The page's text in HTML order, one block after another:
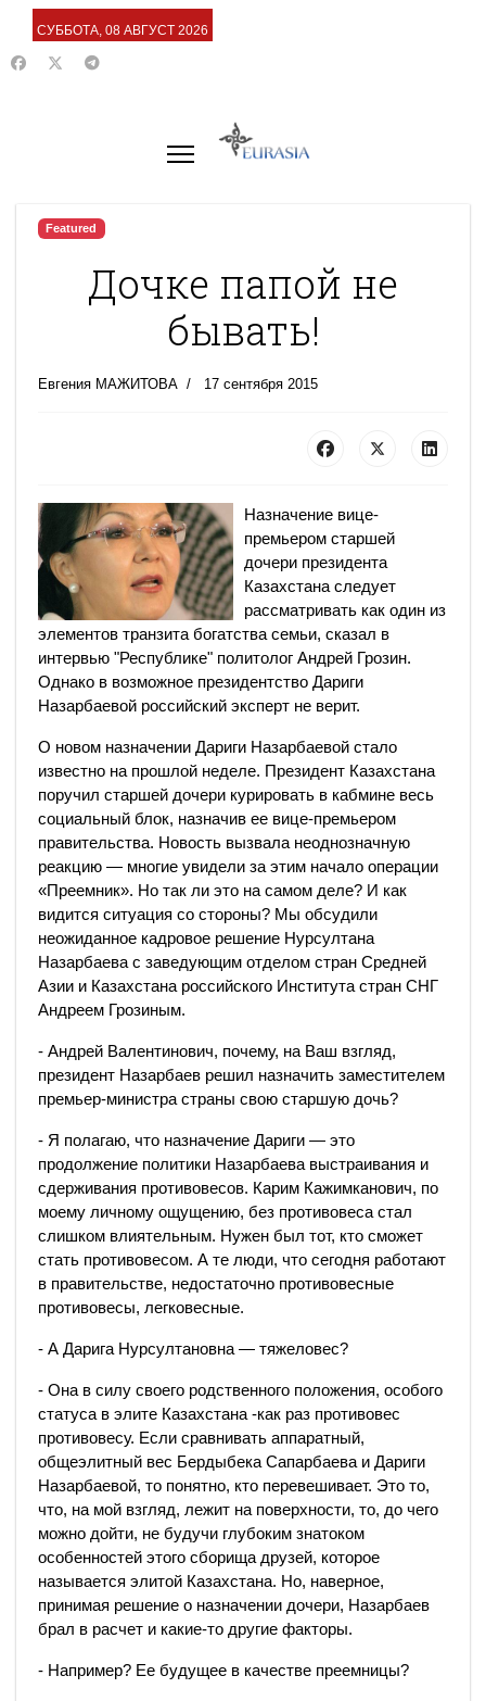
СУББОТА, 08 АВГУСТ 2026
Featured
Дочке папой не
бывать!
Евгения МАЖИТОВА 17 сентября 2015
Назначение вице-
премьером старшей
дочери президента
Казахстана следует
рассматривать как один из
элементов транзита богатства семьи, сказал в
интервью "Республике" политолог Андрей Грозин.
Однако в возможное президентство Дариги
Назарбаевой российский эксперт не верит.
О новом назначении Дариги Назарбаевой стало
известно на прошлой неделе. Президент Казахстана
поручил старшей дочери курировать в кабмине весь
социальный блок, назначив ее вице-премьером
правительства. Новость вызвала неоднозначную
реакцию — многие увидели за этим начало операции
«Преемник». Но так ли это на самом деле? И как
видится ситуация со стороны? Мы обсудили
неожиданное кадровое решение Нурсултана
Назарбаева с заведующим отделом стран Средней
Азии и Казахстана российского Института стран СНГ
Андреем Грозиным.
- Андрей Валентинович, почему, на Ваш взгляд,
президент Назарбаев решил назначить заместителем
премьер-министра страны свою старшую дочь?
- Я полагаю, что назначение Дариги — это
продолжение политики Назарбаева выстраивания и
сдерживания противовесов. Карим Кажимканович, по
моему личному ощущению, без противовеса стал
слишком влиятельным. Нужен был тот, кто сможет
стать противовесом. А те люди, что сегодня работают
в правительстве, недостаточно противовесные
противовесы, легковесные.
- А Дарига Нурсултановна — тяжеловес?
- Она в силу своего родственного положения, особого
статуса в элите Казахстана -как раз противовес
противовесу. Если сравнивать аппаратный,
общеэлитный вес Бердыбека Сапарбаева и Дариги
Назарбаевой, то понятно, кто перевешивает. Это то,
что, на мой взгляд, лежит на поверхности, то, до чего
можно дойти, не будучи глубоким знатоком
особенностей этого сборища друзей, которое
называется элитой Казахстана. Но, наверное,
принимая решение о назначении дочери, Назарбаев
брал в расчет и какие-то другие факторы.
- Например? Ее будущее в качестве преемницы?